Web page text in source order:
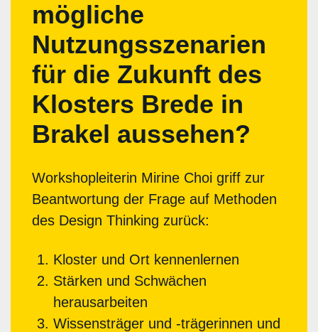
mögliche
Nutzungsszenarien
für die Zukunft des
Klosters Brede in
Brakel aussehen?
Workshopleiterin Mirine Choi griff zur
Beantwortung der Frage auf Methoden
des Design Thinking zurück:
Kloster und Ort kennenlernen
Stärken und Schwächen
herausarbeiten
Wissensträger und -trägerinnen und